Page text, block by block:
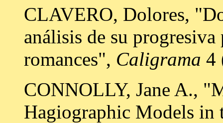
CLAVERO, Dolores,
análisis de su
romances", Caligrama 4
CONNOLLY, Jane A.,
Hagiographic Models in